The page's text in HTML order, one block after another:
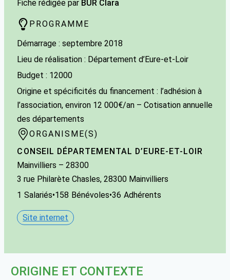
Fiche rédigée par BUR Clara
PROGRAMME
Démarrage : septembre 2018
Lieu de réalisation : Département d’Eure-et-Loir
Budget : 12000
Origine et spécificités du financement : l’adhésion à
l’association, environ 12 000€/an – Cotisation annuelle
des départements
ORGANISME(S)
CONSEIL DÉPARTEMENTAL D’EURE-ET-LOIR
Mainvilliers – 28300
3 rue Philarète Chasles, 28300 Mainvilliers
1 Salariés•158 Bénévoles•36 Adhérents
Site internet
ORIGINE ET CONTEXTE